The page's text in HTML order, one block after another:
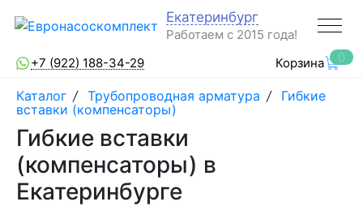
Екатеринбург
Работаем с 2015 года!
+7 (922) 188-34-29
Корзина 0
Каталог / Трубопроводная арматура / Гибкие
вставки (компенсаторы)
Гибкие вставки
(компенсаторы) в
Екатеринбурге